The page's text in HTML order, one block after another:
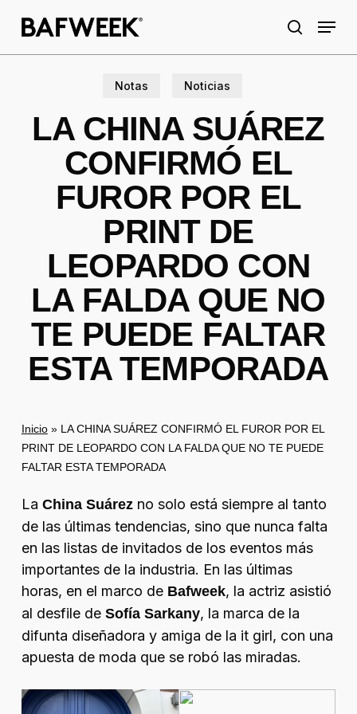
search
Menu
Notas Noticias
LA CHINA SUÁREZ
CONFIRMÓ EL
FUROR POR EL
PRINT DE
LEOPARDO CON
LA FALDA QUE NO
TE PUEDE FALTAR
ESTA TEMPORADA
Inicio» LA CHINA SUÁREZ CONFIRMÓ EL FUROR POR EL
PRINT DE LEOPARDO CON LA FALDA QUE NO TE PUEDE
FALTAR ESTA TEMPORADA
La China Suárezno solo está siempre al tanto
de las últimas tendencias, sino que nunca falta
en las listas de invitados de los eventos más
importantes de la industria. En las últimas
horas, en el marco de Bafweek, la actriz asistió
al desfile de Sofía Sarkany, la marca de la
difunta diseñadora y amiga de la it girl, con una
apuesta de moda que se robó las miradas.